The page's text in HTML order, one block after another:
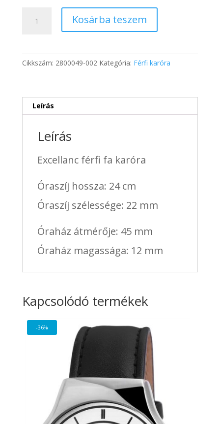
was:
22
000 Ft.
is:
15
758 Ft.
mennyiség
Kosárba teszem
Cikkszám: 2800049-002 Kategória: Férfi karóra
Leírás
Leírás
Excellanc férfi fa karóra
Óraszíj hossza: 24 cm
Óraszíj szélessége: 22 mm
Óraház átmérője: 45 mm
Óraház magassága: 12 mm
Kapcsolódó termékek
-36%